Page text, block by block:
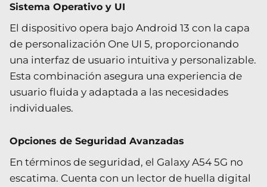
Sistema Operativo y UI
El dispositivo opera bajo Android 13 con la capa
de personalización One UI 5, proporcionando
una interfaz de usuario intuitiva y personalizable.
Esta combinación asegura una experiencia de
usuario fluida y adaptada a las necesidades
individuales.
Opciones de Seguridad Avanzadas
En términos de seguridad, el Galaxy A54 5G no
escatima. Cuenta con un lector de huella digital